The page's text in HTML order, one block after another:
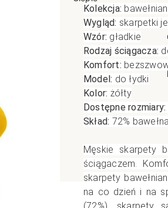
OPAKOWANIA
Antypoślizgowe
Ciepłe
Do spania
Rozmiar XL
Wzorowane
Kolekcja:
Wygląd: skarpetki
Wzór: gładkie
Rodzaj ściągacza:
Komfort:
Model: do łydki
Kolor: żółty
Dostępne rozmiary:
Skład: 72%
Męskie skarpety
ściągaczem.
skarpety
na co dzień i na